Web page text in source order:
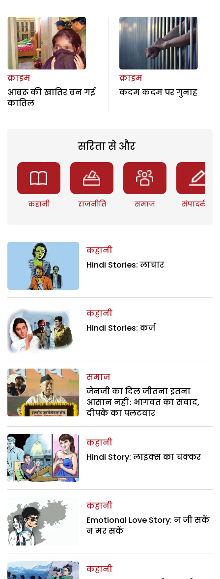
क्राइम
आबरू की खातिर बन गई
कातिल
क्राइम
कदम कदम पर गुनाह
सरिता से और
कहानी राजनीति समाज संपादकीय
कहानी
Hindi Stories: लाचार
कहानी
Hindi Stories: कर्ज
समाज
जेनजी का दिल जीतना इतना
आसान नहीं : भागवत का संवाद,
दीपके का पलटवार
कहानी
Hindi Story: लाइक्स का चक्कर
कहानी
Emotional Love Story: न जी सकें
न मर सकें
कहानी